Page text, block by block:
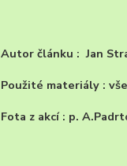
Autor článku : Jan
Použité materiály :
Fota z akcí : p.